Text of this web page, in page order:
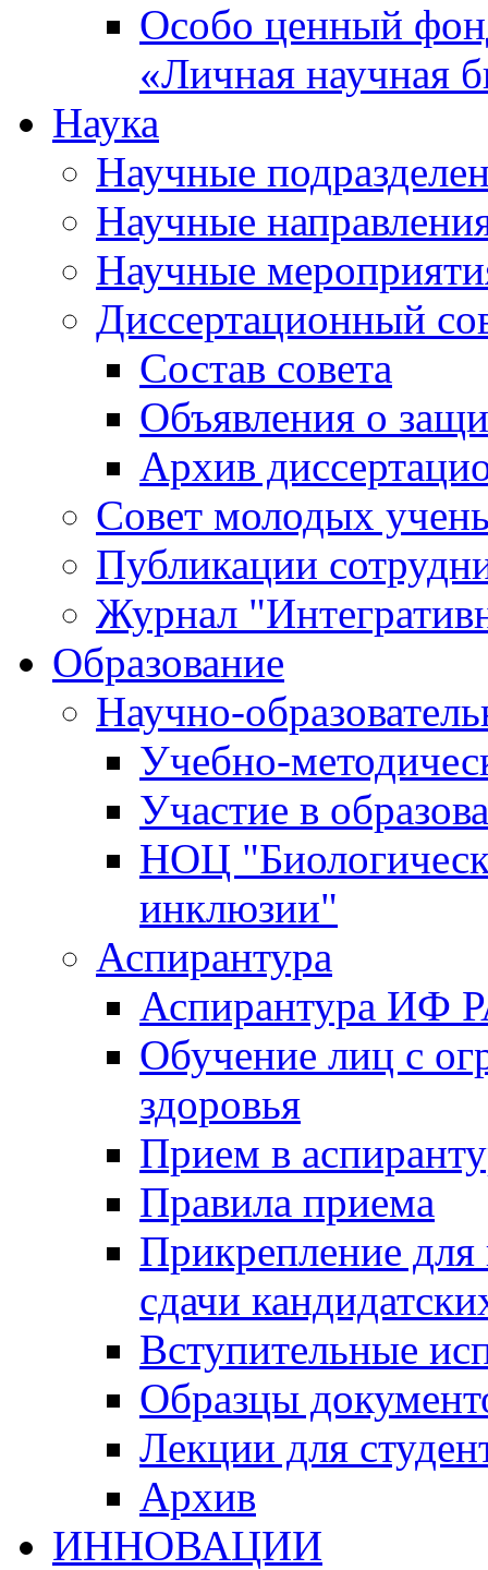
Особо ценный
«Личная научная
Наука
Научные
Научные
Научные
Диссертационный
Состав совета
Объявления о
Архив
Совет молодых
Публикации
Журнал
Образование
Научно-
Учебно-
Участие в
НОЦ
инклюзии"
Аспирантура
Аспирантура ИФ
Обучение лиц с
здоровья
Прием в
Правила приема
Прикрепление для
сдачи
Вступительные
Образцы
Лекции для
Архив
ИННОВАЦИИ